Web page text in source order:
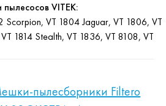
VITEK:
Scorpion, VT 1804 Jaguar, VT 1806, VT
1814 Stealth, VT 1836, VT 8108, VT
пылесборники Filtero